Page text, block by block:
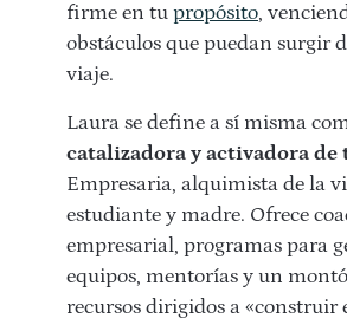
firme en tu propósito,
obstáculos que puedan surgir
viaje.
Laura se define a sí misma
catalizadora y activadora de
Empresaria, alquimista de la
estudiante y madre. Ofrece
empresarial, programas para
equipos, mentorías y un
recursos dirigidos a «construir